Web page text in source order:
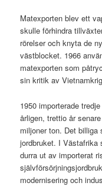
Matexporten blev ett
skulle förhindra
rörelser och knyta de
västblocket. 1966
matexporten som
sin kritik av
1950 importerade
årligen, trettio år
miljoner ton. Det billiga
jordbruket. I Västafrika
durra ut av importerat
modernisering och